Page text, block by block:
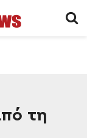
τη